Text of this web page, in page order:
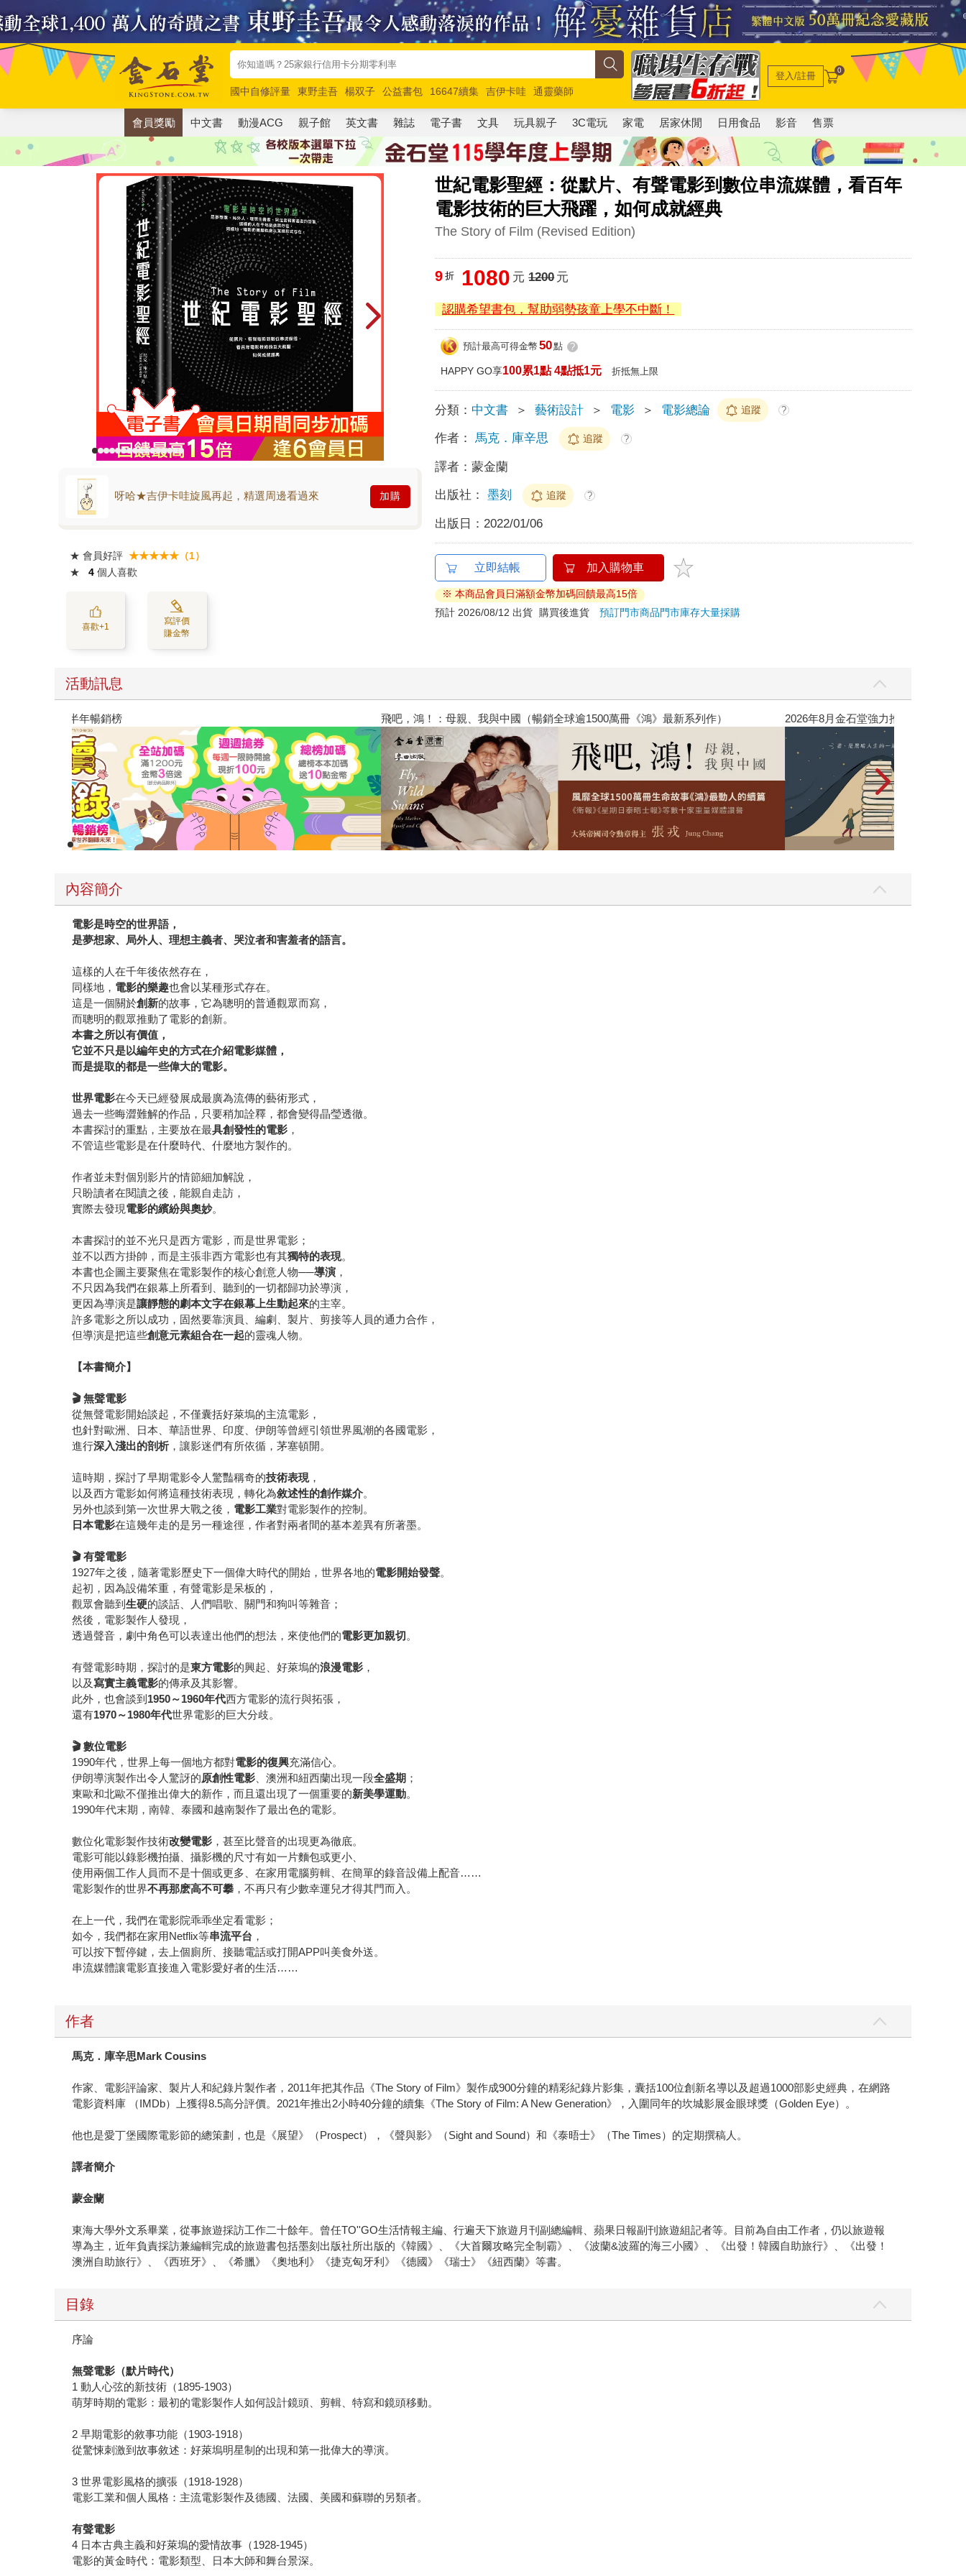
國中自修評量 東野圭吾 楊双子 公益書包 16647續集 吉伊卡哇
通靈藥師
唯紅花綻放
奧德賽 路邊攤新作 馬斯克 玩具總動員5 超慢跑
登入/註冊 0
會員獎勵 中文書 動漫ACG 親子館 英文書 雜誌 電子書 文具 玩具親子 3C電玩 家電 居家休閒 日用食品 影音 售票
世紀電影聖經：從默片、有聲電影到數位串流媒體，看百年
電影技術的巨大飛躍，如何成就經典
The Story of Film (Revised Edition)
呀哈★吉伊卡哇旋風再起，精選周邊看過來 加購
★ 會員好評 ★★★★★（1）
★
4 個人喜歡
喜歡+1
寫評價
賺金幣
9 折 1080 元 1200元
認購希望書包，幫助弱勢孩童上學不中斷！
預計最高可得金幣 50點 ?
HAPPY GO享100累1點 4點抵1元 折抵無上限
分類： 中文書 ＞ 藝術設計 ＞ 電影 ＞ 電影總論 追蹤 ?
作者： 馬克．庫辛思 追蹤 ?
譯者：蒙金蘭
出版社： 墨刻 追蹤 ?
出版日： 2022/01/06
立即結帳 加入購物車
※ 本商品會員日滿額金幣加碼回饋最高15倍
預計 2026/08/12 出貨
購買後進貨預訂門市商品門市庫存大量採購
活動訊息
閱讀漫遊錄-2026上半年暢銷榜 飛吧，鴻！：母親、我與中國（暢銷全球逾1500萬冊《鴻》最新系列作） 2026年8月金石
內容簡介
電影是時空的世界語，
是夢想家、局外人、理想主義者、哭泣者和害羞者的語言。
這樣的人在千年後依然存在，
同樣地， 電影的樂趣也會以某種形式存在。
這是一個關於創新的故事，它為聰明的普通觀眾而寫，
而聰明的觀眾推動了電影的創新。
本書之所以有價值，
它並不只是以編年史的方式在介紹電影媒體，
而是提取的都是一些偉大的電影。
世界電影在今天已經發展成最廣為流傳的藝術形式，
過去一些晦澀難解的作品，只要稍加詮釋，都會變得晶瑩透徹。
本書探討的重點，主要放在最具創發性的電影 ，
不管這些電影是在什麼時代、什麼地方製作的。
作者並未對個別影片的情節細加解說，
只盼讀者在閱讀之後，能親自走訪，
實際去發現電影的繽紛與奧妙。
本書探討的並不光只是西方電影，而是世界電影；
並不以西方掛帥，而是主張非西方電影也有其獨特的表現。
本書也企圖主要聚焦在電影製作的核心創意人物──導演 ，
不只因為我們在銀幕上所看到、聽到的一切都歸功於導演，
更因為導演是讓靜態的劇本文字在銀幕上生動起來的主宰。
許多電影之所以成功，固然要靠演員、編劇、製片、剪接等人員的通力合作，
但導演是把這些創意元素組合在一起的靈魂人物。
【本書簡介】
🎬 無聲電影
從無聲電影開始談起，不僅囊括好萊塢的主流電影，
也針對歐洲、日本、華語世界、印度、伊朗等曾經引領世界風潮的各國電影，
進行深入淺出的剖析 ，讓影迷們有所依循，茅塞頓開。
這時期，探討了早期電影令人驚豔稱奇的技術表現，
以及西方電影如何將這種技術表現，轉化為敘述性的創作媒介。
另外也談到第一次世界大戰之後， 電影工業對電影製作的控制。
日本電影在這幾年走的是另一種途徑，作者對兩者間的基本差異有所著墨。
🎬 有聲電影
1927年之後，隨著電影歷史下一個偉大時代的開始，世界各地的電影開始發聲。
起初，因為設備笨重，有聲電影是呆板的，
觀眾會聽到生硬的談話、人們唱歌、關門和狗叫等雜音；
然後，電影製作人發現，
透過聲音，劇中角色可以表達出他們的想法，來使他們的電影更加親切。
有聲電影時期，探討的是東方電影的興起、好萊塢的浪漫電影 ，
以及寫實主義電影的傳承及其影響。
此外，也會談到 1950～1960年代西方電影的流行與拓張，
還有1970～1980年代世界電影的巨大分歧。
🎬 數位電影
1990年代，世界上每一個地方都對電影的復興充滿信心。
伊朗導演製作出令人驚訝的原創性電影、澳洲和紐西蘭出現一段全盛期 ；
東歐和北歐不僅推出偉大的新作，而且還出現了一個重要的新美學運動。
1990年代末期，南韓、泰國和越南製作了最出色的電影。
數位化電影製作技術改變電影 ，甚至比聲音的出現更為徹底。
電影可能以錄影機拍攝、攝影機的尺寸有如一片麵包或更小、
使用兩個工作人員而不是十個或更多、在家用電腦剪輯、在簡單的錄音設備上配音……
電影製作的世界不再那麽高不可攀 ，不再只有少數幸運兒才得其門而入。
在上一代，我們在電影院乖乖坐定看電影；
如今，我們都在家用Netflix等串流平台 ，
可以按下暫停鍵，去上個廁所、接聽電話或打開APP叫美食外送。
串流媒體讓電影直接進入電影愛好者的生活……
作者
馬克．庫辛思Mark Cousins
作家、電影評論家、製片人和紀錄片製作者，2011年把其作品《The Story of Film》製作成900分鐘的精彩紀錄片影集，囊括100位創新名導以及超過1000部影史經典，在網路
電影資料庫 （IMDb）上獲得8.5高分評價。2021年推出2小時40分鐘的續集《The Story of Film: A New Generation》，入圍同年的坎城影展金眼球獎（Golden Eye）。
他也是愛丁堡國際電影節的總策劃，也是《展望》（Prospect），《聲與影》（Sight and Sound）和《泰晤士》（The Times）的定期撰稿人。
譯者簡介
蒙金蘭
東海大學外文系畢業，從事旅遊採訪工作二十餘年。曾任TO''GO生活情報主編、行遍天下旅遊月刊副總編輯、蘋果日報副刊旅遊組記者等。目前為自由工作者，仍以旅遊報
導為主，近年負責採訪兼編輯完成的旅遊書包括墨刻出版社所出版的《韓國》、《大首爾攻略完全制霸》、《波蘭&波羅的海三小國》、《出發！韓國自助旅行》、《出發！
澳洲自助旅行》、《西班牙》、《希臘》《奧地利》《捷克匈牙利》《德國》《瑞士》《紐西蘭》等書。
目錄
序論
無聲電影（默片時代）
1 動人心弦的新技術（1895-1903）
萌芽時期的電影：最初的電影製作人如何設計鏡頭、剪輯、特寫和鏡頭移動。
2 早期電影的敘事功能（1903-1918）
從驚悚刺激到故事敘述：好萊塢明星制的出現和第一批偉大的導演。
3 世界電影風格的擴張（1918-1928）
電影工業和個人風格：主流電影製作及德國、法國、美國和蘇聯的另類者。
有聲電影
4 日本古典主義和好萊塢的愛情故事（1928-1945）
電影的黃金時代：電影類型、日本大師和舞台景深。